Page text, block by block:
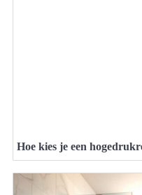
Hoe kies je een